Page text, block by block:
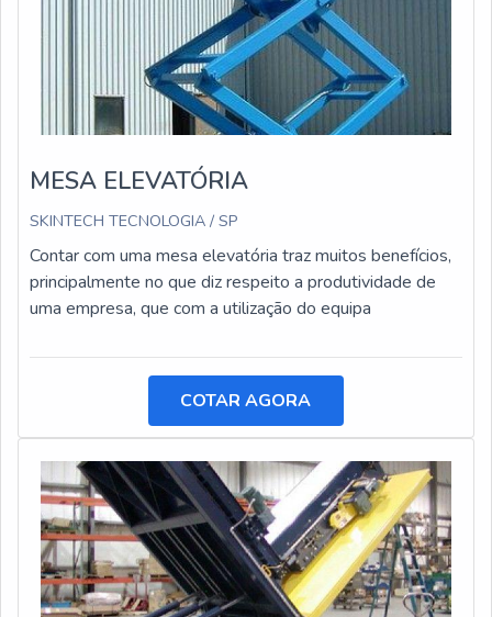
MESA ELEVATÓRIA
SKINTECH TECNOLOGIA / SP
Contar com uma mesa elevatória traz muitos benefícios,
principalmente no que diz respeito a produtividade de
uma empresa, que com a utilização do equipa
COTAR AGORA